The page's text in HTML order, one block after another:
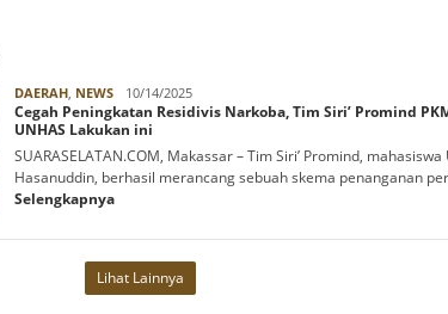
DAERAH, NEWSRabbani
10/14/2025
Cegah Peningkatan Residivis Narkoba, Tim Siri’ Promind
UNHAS Lakukan ini
SUARASELATAN.COM, Makassar – Tim Siri’ Promind,
Hasanuddin, berhasil merancang sebuah skema penanganan
Selengkapnya
Lihat Lainnya